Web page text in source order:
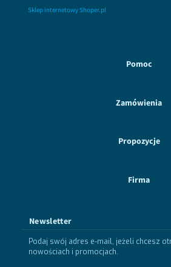
Sklep internetowy Shoper.pl
Pomoc
Zamówienia
Propozycje
Firma
Newsletter
Podaj swój adres e-mail, jeżeli chcesz
nowościach i promocjach.